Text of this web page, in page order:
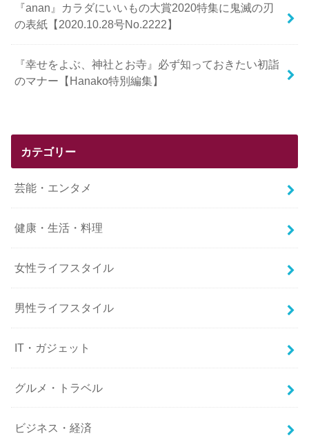
『anan』カラダにいいもの大賞2020特集に鬼滅の刃
の表紙【2020.10.28号No.2222】
『幸せをよぶ、神社とお寺』必ず知っておきたい初詣
のマナー【Hanako特別編集】
カテゴリー
芸能・エンタメ
健康・生活・料理
女性ライフスタイル
男性ライフスタイル
IT・ガジェット
グルメ・トラベル
ビジネス・経済